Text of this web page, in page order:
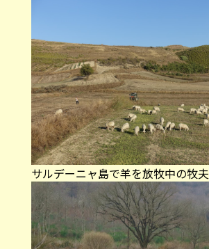
サルデーニャ島で羊を放牧中の牧夫